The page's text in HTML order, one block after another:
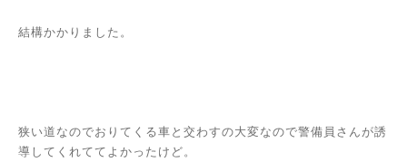
結構かかりました。
狭い道なのでおりてくる車と交わすの大変なので警備員さんが誘
導してくれててよかったけど。